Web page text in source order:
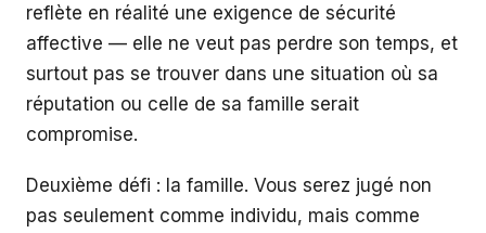
reflète en réalité une exigence de sécurité
affective — elle ne veut pas perdre son temps, et
surtout pas se trouver dans une situation où sa
réputation ou celle de sa famille serait
compromise.
Deuxième défi : la famille. Vous serez jugé non
pas seulement comme individu, mais comme